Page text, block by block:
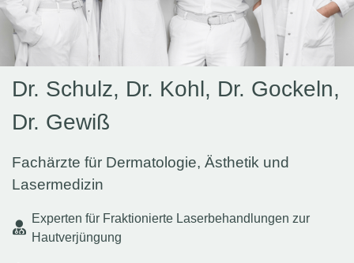
Dr. Schulz, Dr. Kohl, Dr. Gockeln,
Dr. Gewiß
Fachärzte für Dermatologie, Ästhetik und
Lasermedizin
Experten für Fraktionierte Laserbehandlungen zur
Hautverjüngung